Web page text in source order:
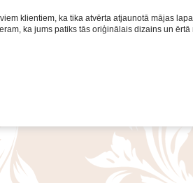
klientiem, ka tika atvērta atjaunotā mājas
ka jums patiks tās oriģinālais dizains un